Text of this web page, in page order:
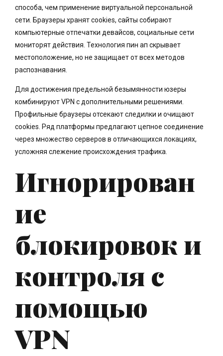
способа, чем применение виртуальной персональной
сети. Браузеры хранят cookies, сайты собирают
компьютерные отпечатки девайсов, социальные сети
мониторят действия. Технология пин ап скрывает
местоположение, но не защищает от всех методов
распознавания.
Для достижения предельной безымянности юзеры
комбинируют VPN с дополнительными решениями.
Профильные браузеры отсекают следилки и очищают
cookies. Ряд платформы предлагают цепное соединение
через множество серверов в отличающихся локациях,
усложняя слежение происхождения трафика.
Игнорирован
ие
блокировок и
контроля с
помощью
VPN